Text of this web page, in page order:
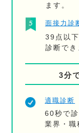
ます。
面接力診
39点以
診断でき
3分
適職診断
60秒で
業界・職